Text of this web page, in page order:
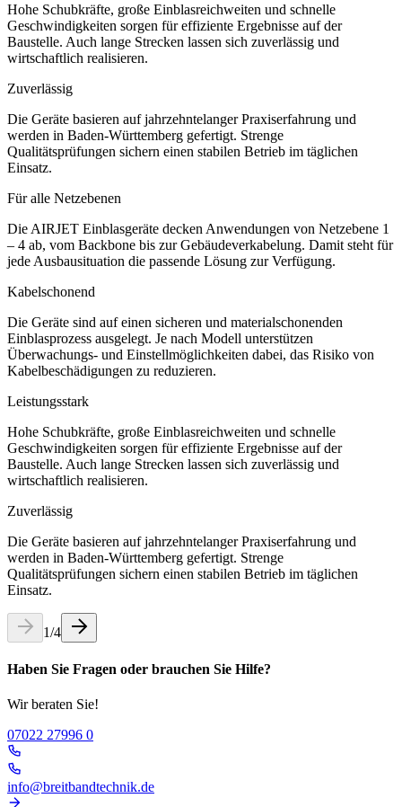
Hohe Schubkräfte, große Einblasreichweiten und schnelle
Geschwindigkeiten sorgen für effiziente Ergebnisse auf der
Baustelle. Auch lange Strecken lassen sich zuverlässig und
wirtschaftlich realisieren.
Zuverlässig
Die Geräte basieren auf jahrzehntelanger Praxiserfahrung und
werden in Baden-Württemberg gefertigt. Strenge
Qualitätsprüfungen sichern einen stabilen Betrieb im täglichen
Einsatz.
Für alle Netzebenen
Die AIRJET Einblasgeräte decken Anwendungen von Netzebene 1
– 4 ab, vom Backbone bis zur Gebäudeverkabelung. Damit steht für
jede Ausbausituation die passende Lösung zur Verfügung.
Kabelschonend
Die Geräte sind auf einen sicheren und materialschonenden
Einblasprozess ausgelegt. Je nach Modell unterstützen
Überwachungs- und Einstellmöglichkeiten dabei, das Risiko von
Kabelbeschädigungen zu reduzieren.
Leistungsstark
Hohe Schubkräfte, große Einblasreichweiten und schnelle
Geschwindigkeiten sorgen für effiziente Ergebnisse auf der
Baustelle. Auch lange Strecken lassen sich zuverlässig und
wirtschaftlich realisieren.
Zuverlässig
Die Geräte basieren auf jahrzehntelanger Praxiserfahrung und
werden in Baden-Württemberg gefertigt. Strenge
Qualitätsprüfungen sichern einen stabilen Betrieb im täglichen
Einsatz.
1/4
Haben Sie Fragen oder brauchen Sie Hilfe?
Wir beraten Sie!
07022 27996 0
info@breitbandtechnik.de